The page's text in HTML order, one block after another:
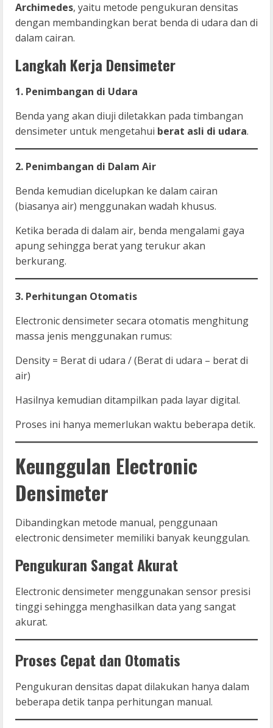
Archimedes, yaitu metode pengukuran densitas
dengan membandingkan berat benda di udara dan di
dalam cairan.
Langkah Kerja Densimeter
1. Penimbangan di Udara
Benda yang akan diuji diletakkan pada timbangan
densimeter untuk mengetahui berat asli di udara.
2. Penimbangan di Dalam Air
Benda kemudian dicelupkan ke dalam cairan
(biasanya air) menggunakan wadah khusus.
Ketika berada di dalam air, benda mengalami gaya
apung sehingga berat yang terukur akan
berkurang.
3. Perhitungan Otomatis
Electronic densimeter secara otomatis menghitung
massa jenis menggunakan rumus:
Density = Berat di udara / (Berat di udara – berat di
air)
Hasilnya kemudian ditampilkan pada layar digital.
Proses ini hanya memerlukan waktu beberapa detik.
Keunggulan Electronic
Densimeter
Dibandingkan metode manual, penggunaan
electronic densimeter memiliki banyak keunggulan.
Pengukuran Sangat Akurat
Electronic densimeter menggunakan sensor presisi
tinggi sehingga menghasilkan data yang sangat
akurat.
Proses Cepat dan Otomatis
Pengukuran densitas dapat dilakukan hanya dalam
beberapa detik tanpa perhitungan manual.